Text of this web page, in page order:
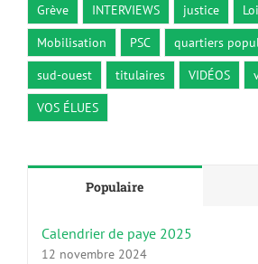
Grève
INTERVIEWS justice
Mobilisation
PSC quartiers
sud-ouest
titulaires VIDÉOS
VOS ÉLUES
Populaire
Calendrier de paye 2025
12 novembre 2024